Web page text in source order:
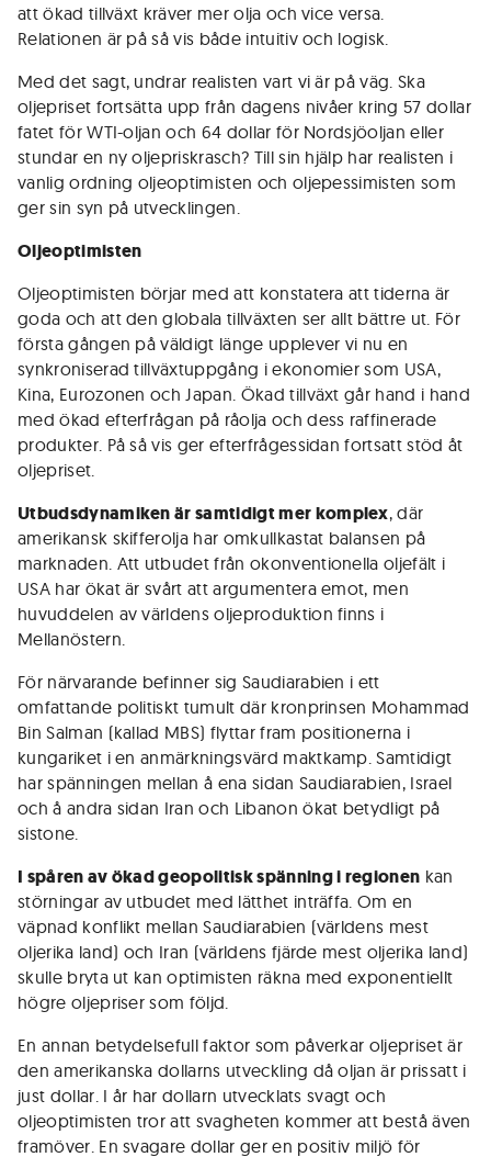
att ökad tillväxt kräver mer olja och vice versa.
Relationen är på så vis både intuitiv och logisk.
Med det sagt, undrar realisten vart vi är på väg. Ska
oljepriset fortsätta upp från dagens nivåer kring 57 dollar
fatet för WTI-oljan och 64 dollar för Nordsjöoljan eller
stundar en ny oljepriskrasch? Till sin hjälp har realisten i
vanlig ordning oljeoptimisten och oljepessimisten som
ger sin syn på utvecklingen.
Oljeoptimisten
Oljeoptimisten börjar med att konstatera att tiderna är
goda och att den globala tillväxten ser allt bättre ut. För
första gången på väldigt länge upplever vi nu en
synkroniserad tillväxtuppgång i ekonomier som USA,
Kina, Eurozonen och Japan. Ökad tillväxt går hand i hand
med ökad efterfrågan på råolja och dess raffinerade
produkter. På så vis ger efterfrågessidan fortsatt stöd åt
oljepriset.
Utbudsdynamiken är samtidigt mer komplex, där
amerikansk skifferolja har omkullkastat balansen på
marknaden. Att utbudet från okonventionella oljefält i
USA har ökat är svårt att argumentera emot, men
huvuddelen av världens oljeproduktion finns i
Mellanöstern.
För närvarande befinner sig Saudiarabien i ett
omfattande politiskt tumult där kronprinsen Mohammad
Bin Salman (kallad MBS) flyttar fram positionerna i
kungariket i en anmärkningsvärd maktkamp. Samtidigt
har spänningen mellan å ena sidan Saudiarabien, Israel
och å andra sidan Iran och Libanon ökat betydligt på
sistone.
I spåren av ökad geopolitisk spänning i regionen kan
störningar av utbudet med lätthet inträffa. Om en
väpnad konflikt mellan Saudiarabien (världens mest
oljerika land) och Iran (världens fjärde mest oljerika land)
skulle bryta ut kan optimisten räkna med exponentiellt
högre oljepriser som följd.
En annan betydelsefull faktor som påverkar oljepriset är
den amerikanska dollarns utveckling då oljan är prissatt i
just dollar. I år har dollarn utvecklats svagt och
oljeoptimisten tror att svagheten kommer att bestå även
framöver. En svagare dollar ger en positiv miljö för